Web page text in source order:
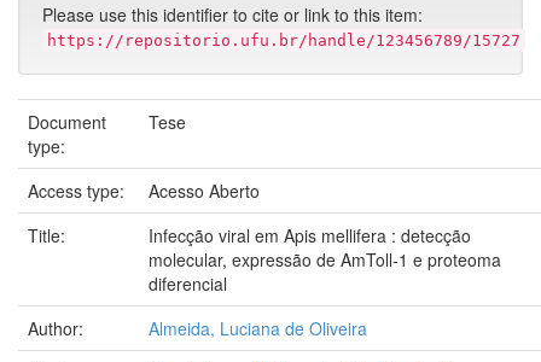
Please use this identifier to cite or link to this item:
https://repositorio.ufu.br/handle/123456789/15727
Document
type:
Tese
Access type:
Acesso Aberto
Title:
Infecção viral em Apis mellifera : detecção
molecular, expressão de AmToll-1 e proteoma
diferencial
Author:
Almeida, Luciana de Oliveira